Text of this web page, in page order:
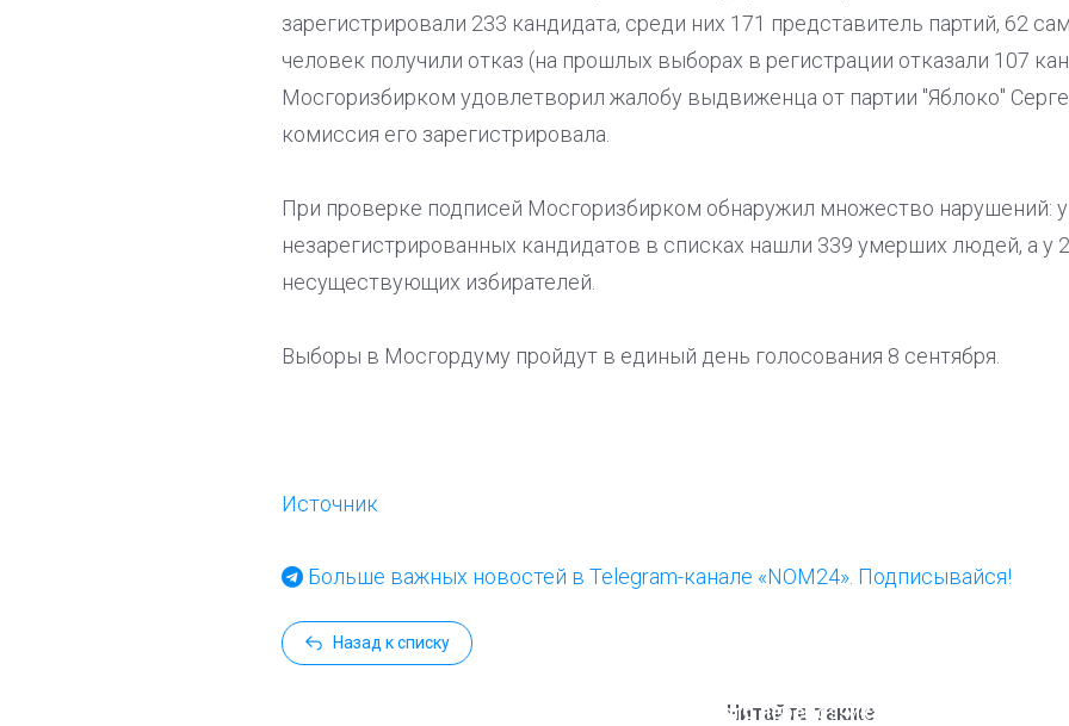
зарегистрировали 233 кандидата, среди них 171 представитель партий, 62
человек получили отказ (на прошлых выборах в регистрации отказали 107
Мосгоризбирком удовлетворил жалобу выдвиженца от партии "Яблоко"
комиссия его зарегистрировала.
При проверке подписей Мосгоризбирком обнаружил множество нарушений:
незарегистрированных кандидатов в списках нашли 339 умерших людей, а у
несуществующих избирателей.
Выборы в Мосгордуму пройдут в единый день голосования 8 сентября.
Источник
Больше важных новостей в Telegram-канале «NOM24». Подписывайся!
Назад к списку
Читайте также
единого перевозчика для